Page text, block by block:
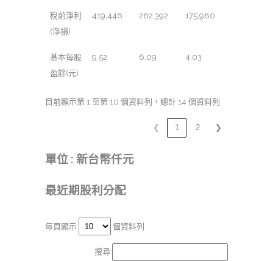
稅前淨利
(淨損)
419,446 282,392 175,980
基本每股
盈餘(元)
9.52 6.09 4.03
目前顯示第 1 至第 10 個資料列，總計 14 個資料列
❮ 1 2 ❯
單位 : 新台幣仟元
最近期股利分配
每頁顯示 個資料列
搜尋: